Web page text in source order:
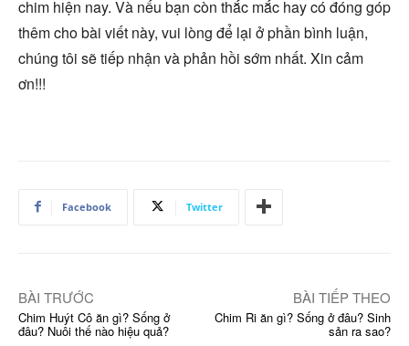
chim hiện nay. Và nếu bạn còn thắc mắc hay có đóng góp
thêm cho bài viết này, vui lòng để lại ở phần bình luận,
chúng tôi sẽ tiếp nhận và phản hồi sớm nhất. Xin cảm
ơn!!!
Facebook Twitter
BÀI TRƯỚC
Chim Huýt Cô ăn gì? Sống ở
đâu? Nuôi thế nào hiệu quả?
BÀI TIẾP THEO
Chim Ri ăn gì? Sống ở đâu? Sinh
sản ra sao?